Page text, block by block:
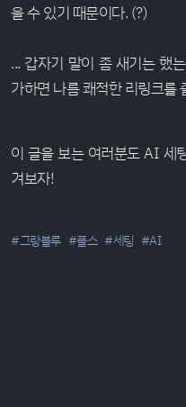
을 수 있기 때문이다. (?)
... 갑자기 말이 좀 새기는 했
가하면 나름 쾌적한 리링크를
이 글을 보는 여러분도 AI 세
겨보자!
#그랑블루 #플스 #세팅 #AI